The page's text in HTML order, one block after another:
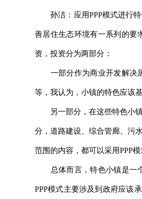
孙洁：应用PPP模式进行特
善居住生态环境有一系列的要
资，投资分为两部分：
一部分作为商业开发解决居
等，我认为，小镇的特色应该
另一部分，在这些特色小镇
分，道路建设、综合管廊、污
范围的内容，都可以采用PPP模
总体而言，特色小镇是一个
PPP模式主要涉及到政府应该